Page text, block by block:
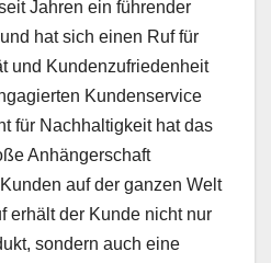
Jahren ein führender
hat sich einen Ruf für
und Kundenzufriedenheit
Kundenservice
für Nachhaltigkeit hat das
Anhängerschaft
auf der ganzen Welt
erhält der Kunde nicht nur
sondern auch eine